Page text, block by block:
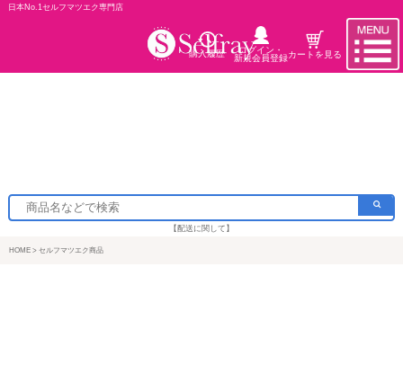
日本No.1セルフマツエク専門店
購入履歴
ログイン・
新規会員登録カートを見る
【配送に関して】
HOME セルフマツエク商品